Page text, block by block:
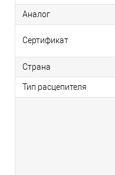
Аналог
Сертификат
Страна
Тип расцепителя